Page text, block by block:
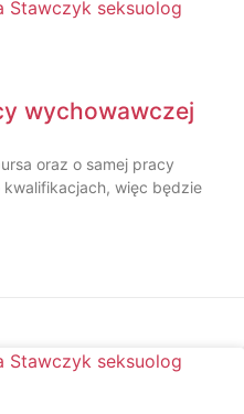
wychowawczej
oraz o samej pracy
więc będzie